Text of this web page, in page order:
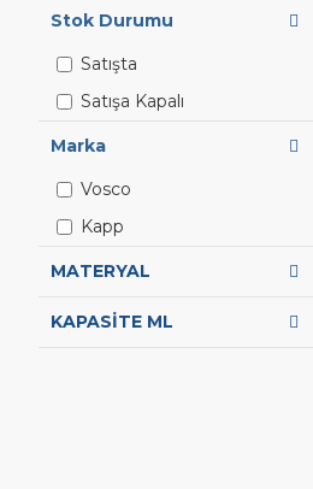
Marka
Vosco
Kapp
MATERYAL
KAPASİTE ML
Stok Durumu
Satışta
Satışa Kapalı